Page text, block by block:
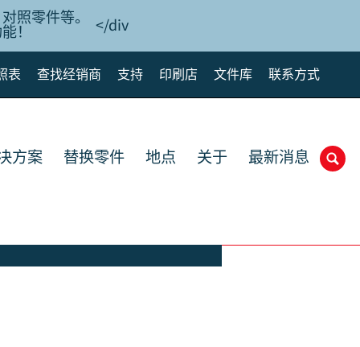
照零件等。
！ </div
表 查找经销商 支持 印刷店 文件库 联系方式
方案 替换零件 地点 关于 最新消息